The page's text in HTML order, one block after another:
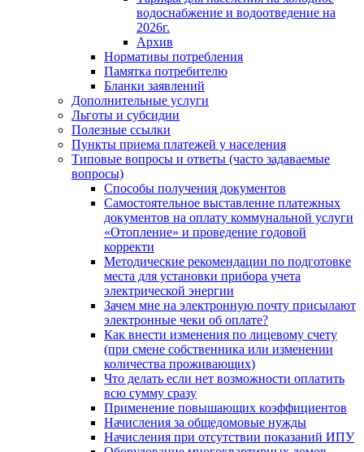
водоснабжение и водоотведение на
2026г.
Архив
Нормативы потребления
Памятка потребителю
Бланки заявлений
Дополнительные услуги
Льготы и субсидии
Полезные ссылки
Пункты приема платежей у населения
Типовые вопросы и ответы (часто задаваемые
вопросы)
Способы получения документов
Самостоятельное выставление платежных
документов на оплату коммунальной услуги
«Отопление» и проведение годовой
корректи
Методические рекомендации по подготовке
места для установки прибора учета
электрической энергии
Зачем мне на электронную почту присылают
электронные чеки об оплате?
Как внести изменения по лицевому счету
(при смене собственника или изменении
количества проживающих)
Что делать если нет возможности оплатить
всю сумму сразу
Применение повышающих коэффициентов
Начисления за общедомовые нужды
Начисления при отсутствии показаний ИПУ